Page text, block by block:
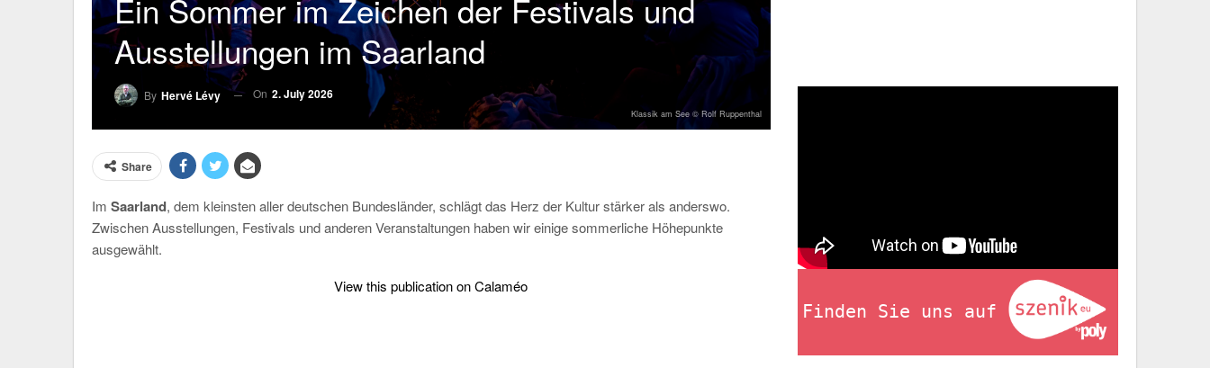
Ein Sommer im Zeichen der Festivals und
Ausstellungen im Saarland
By Hervé Lévy On 2. July 2026
Klassik am See © Rolf Ruppenthal
Share
Im Saarland, dem kleinsten aller deutschen Bundesländer, schlägt das Herz der Kultur stärker als anderswo.
Zwischen Ausstellungen, Festivals und anderen Veranstaltungen haben wir einige sommerliche Höhepunkte
ausgewählt.
View this publication on Calaméo
Finden Sie uns auf